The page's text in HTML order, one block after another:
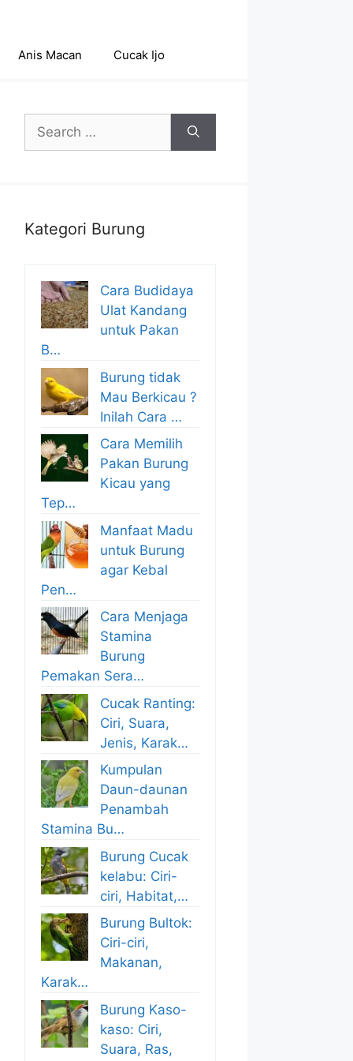
Anis Macan Cucak Ijo
Search
for:
Kategori Burung
Cara Budidaya
Ulat Kandang
untuk Pakan
B…
Burung tidak
Mau Berkicau ?
Inilah Cara …
Cara Memilih
Pakan Burung
Kicau yang
Tep…
Manfaat Madu
untuk Burung
agar Kebal
Pen…
Cara Menjaga
Stamina
Burung
Pemakan Sera…
Cucak Ranting:
Ciri, Suara,
Jenis, Karak…
Kumpulan
Daun-daunan
Penambah
Stamina Bu…
Burung Cucak
kelabu: Ciri-
ciri, Habitat,…
Burung Bultok:
Ciri-ciri,
Makanan,
Karak…
Burung Kaso-
kaso: Ciri,
Suara, Ras,